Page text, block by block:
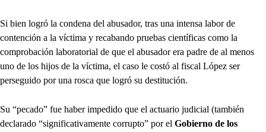
Si bien logró la condena del abusador, tras una intensa labor de
contención a la víctima y recabando pruebas científicas como la
comprobación laboratorial de que el abusador era padre de al menos
uno de los hijos de la víctima, el caso le costó al fiscal López ser
perseguido por una rosca que logró su destitución.
Su “pecado” fue haber impedido que el actuario judicial (también
declarado “significativamente corrupto” por el Gobierno de los